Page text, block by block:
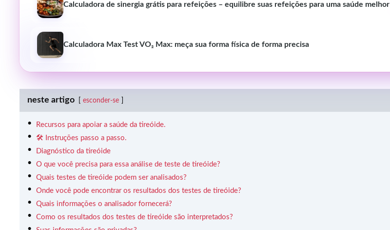
Calculadora de sinergia grátis para refeições – equilibre suas refeições para uma saúde melhor
Calculadora Max Test VO₂ Max: meça sua forma física de forma precisa
neste artigo esconder-se
Recursos para apoiar a saúde da tireóide.
🛠️ Instruções passo a passo.
Diagnóstico da tireóide
O que você precisa para essa análise de teste de tireóide?
Quais testes de tireóide podem ser analisados?
Onde você pode encontrar os resultados dos testes de tireóide?
Quais informações o analisador fornecerá?
Como os resultados dos testes de tireóide são interpretados?